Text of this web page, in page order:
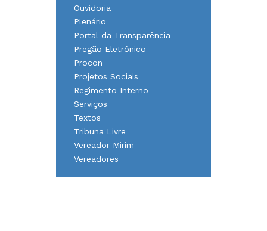
Ouvidoria
Plenário
Portal da Transparência
Pregão Eletrônico
Procon
Projetos Sociais
Regimento Interno
Serviços
Textos
Tribuna Livre
Vereador Mirim
Vereadores